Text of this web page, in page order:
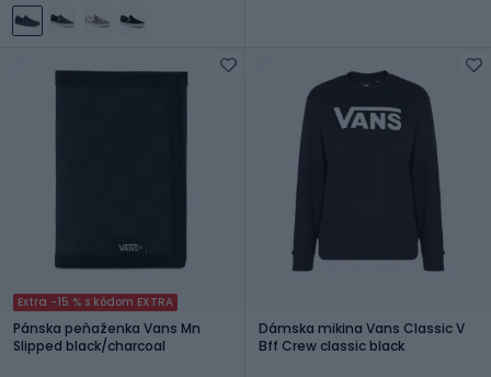
Extra -15 % s kódom EXTRA
Pánska peňaženka Vans Mn
Slipped black/charcoal
Dámska mikina Vans Classic V
Bff Crew classic black